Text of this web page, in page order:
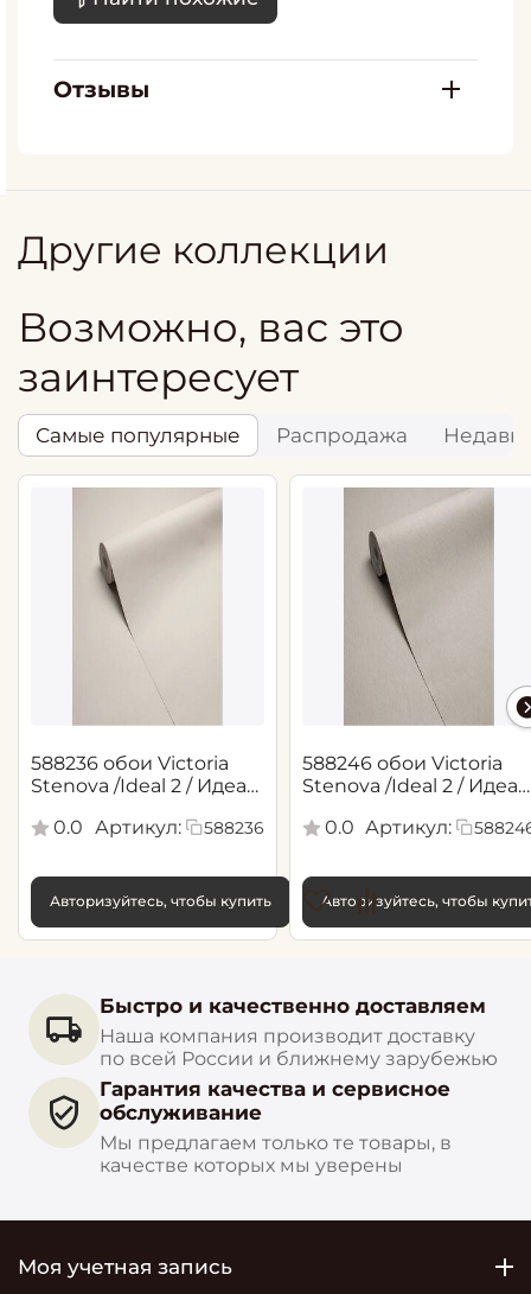
Отзывы
Другие коллекции
Возможно, вас это
заинтересует
Самые популярные Распродажа
588236 обои Victoria
Stenova /Ideal 2 / Идеал
0.0
Артикул: 588236
Авторизуйтесь, чтобы купить
588246 обои Victoria
Stenova /Ideal 2 / Идеал
0.0 Артикул:
Авторизуйтесь, чтобы
Быстро и качественно доставляем
Наша компания производит доставку
по всей России и ближнему зарубежью
Гарантия качества и сервисное
обслуживание
Мы предлагаем только те товары, в
качестве которых мы уверены
Моя учетная запись